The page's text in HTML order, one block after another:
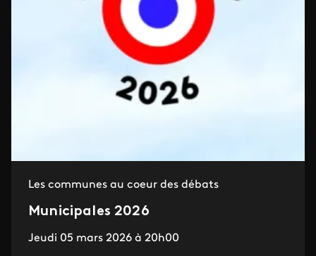
Les communes au coeur des débats
Municipales 2026
Jeudi 05 mars 2026 à 20h00